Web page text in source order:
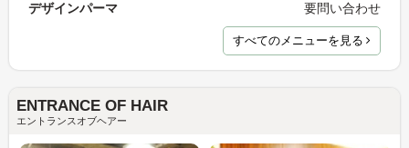
デザインパーマ
要問い合わせ
すべてのメニューを見る
ENTRANCE OF HAIR
エントランスオブヘアー